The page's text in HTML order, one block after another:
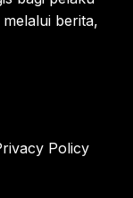
berita,
Policy